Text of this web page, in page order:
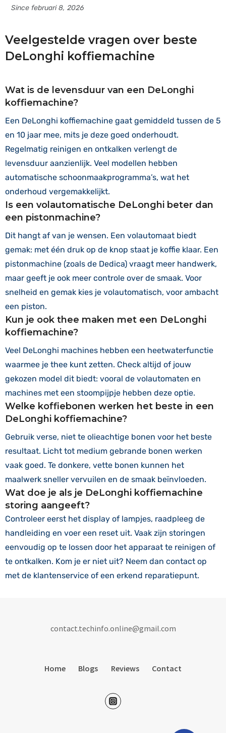
Since februari 8, 2026
Veelgestelde vragen over beste
DeLonghi koffiemachine
Wat is de levensduur van een DeLonghi
koffiemachine?
Een DeLonghi koffiemachine gaat gemiddeld tussen de 5
en 10 jaar mee, mits je deze goed onderhoudt.
Regelmatig reinigen en ontkalken verlengt de
levensduur aanzienlijk. Veel modellen hebben
automatische schoonmaakprogramma’s, wat het
onderhoud vergemakkelijkt.
Is een volautomatische DeLonghi beter dan
een pistonmachine?
Dit hangt af van je wensen. Een volautomaat biedt
gemak: met één druk op de knop staat je koffie klaar. Een
pistonmachine (zoals de Dedica) vraagt meer handwerk,
maar geeft je ook meer controle over de smaak. Voor
snelheid en gemak kies je volautomatisch, voor ambacht
een piston.
Kun je ook thee maken met een DeLonghi
koffiemachine?
Veel DeLonghi machines hebben een heetwaterfunctie
waarmee je thee kunt zetten. Check altijd of jouw
gekozen model dit biedt: vooral de volautomaten en
machines met een stoompijpje hebben deze optie.
Welke koffiebonen werken het beste in een
DeLonghi koffiemachine?
Gebruik verse, niet te olieachtige bonen voor het beste
resultaat. Licht tot medium gebrande bonen werken
vaak goed. Te donkere, vette bonen kunnen het
maalwerk sneller vervuilen en de smaak beïnvloeden.
Wat doe je als je DeLonghi koffiemachine
storing aangeeft?
Controleer eerst het display of lampjes, raadpleeg de
handleiding en voer een reset uit. Vaak zijn storingen
eenvoudig op te lossen door het apparaat te reinigen of
te ontkalken. Kom je er niet uit? Neem dan contact op
met de klantenservice of een erkend reparatiepunt.
contact.techinfo.online@gmail.com
Home Blogs Reviews Contact